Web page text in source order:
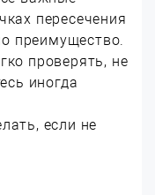
пересечения
преимущество.
проверять, не
иногда
если не